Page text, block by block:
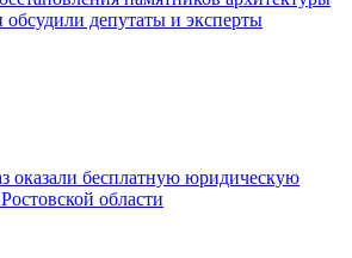
обсудили депутаты и эксперты
оказали бесплатную юридическую
области